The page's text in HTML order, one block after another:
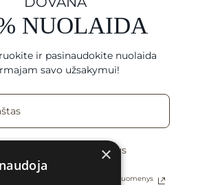
NUOLAIDA
ir pasinaudokite nuolaida
savo užsakymui!
naujienas ir specialius
el. paštu
apie tai, kaip tvarkomi Jūsų duomenys
×